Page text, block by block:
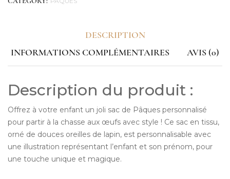
DESCRIPTION
INFORMATIONS COMPLÉMENTAIRES
AVIS (0)
Description du produit :
Offrez à votre enfant un joli sac de Pâques personnalisé
pour partir à la chasse aux œufs avec style ! Ce sac en tissu,
orné de douces oreilles de lapin, est personnalisable avec
une illustration représentant l’enfant et son prénom, pour
une touche unique et magique.